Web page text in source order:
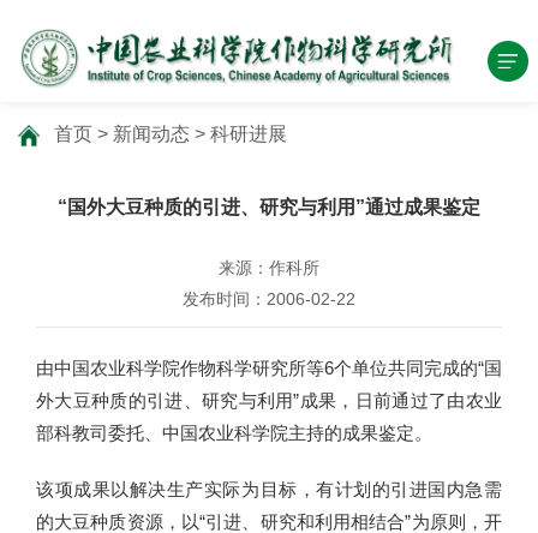
首页 > 新闻动态 > 科研进展
“国外大豆种质的引进、研究与利用”通过成果鉴定
来源：作科所
发布时间：2006-02-22
由中国农业科学院作物科学研究所等6个单位共同完成的“国
外大豆种质的引进、研究与利用”成果，日前通过了由农业
部科教司委托、中国农业科学院主持的成果鉴定。
该项成果以解决生产实际为目标，有计划的引进国内急需
的大豆种质资源，以“引进、研究和利用相结合”为原则，开